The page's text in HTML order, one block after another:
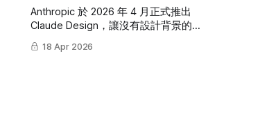
Anthropic 於 2026 年 4 月正式推出
Claude Design，讓沒有設計背景的人
用一段文字就能生成 App 原型、簡
報、Landing Page。本文從操作步
18 Apr 2026